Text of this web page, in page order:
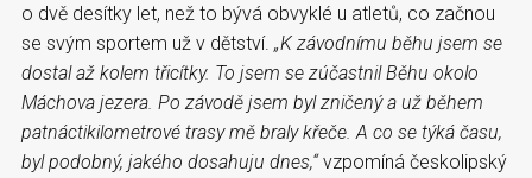
o dvě desítky let, než to bývá obvyklé u atletů, co začnou
se svým sportem už v dětství. „K závodnímu běhu jsem se
dostal až kolem třicítky. To jsem se zúčastnil Běhu okolo
Máchova jezera. Po závodě jsem byl zničený a už během
patnáctikilometrové trasy mě braly křeče. A co se týká času,
byl podobný, jakého dosahuju dnes,“vzpomíná českolipský